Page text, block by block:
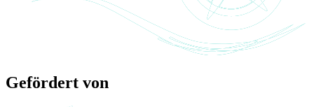
Gefördert von